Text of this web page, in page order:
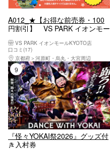
A012_★【お得な前売券・100
円割引】 VS PARK イオンモー
VS PARK イオンモールKYOTO店
口コミ(17)
京都府
河原町・烏丸・大宮周辺
9位
『怪々YOKAI祭2026』グッズ付
き入村券